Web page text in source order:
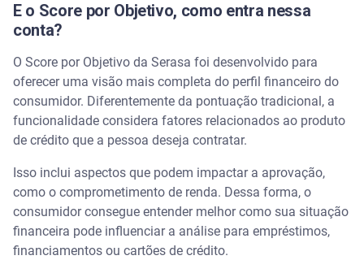
E o Score por Objetivo, como entra nessa
conta?
O Score por Objetivo da Serasa foi desenvolvido para
oferecer uma visão mais completa do perfil financeiro do
consumidor. Diferentemente da pontuação tradicional, a
funcionalidade considera fatores relacionados ao produto
de crédito que a pessoa deseja contratar.
Isso inclui aspectos que podem impactar a aprovação,
como o comprometimento de renda. Dessa forma, o
consumidor consegue entender melhor como sua situação
financeira pode influenciar a análise para empréstimos,
financiamentos ou cartões de crédito.